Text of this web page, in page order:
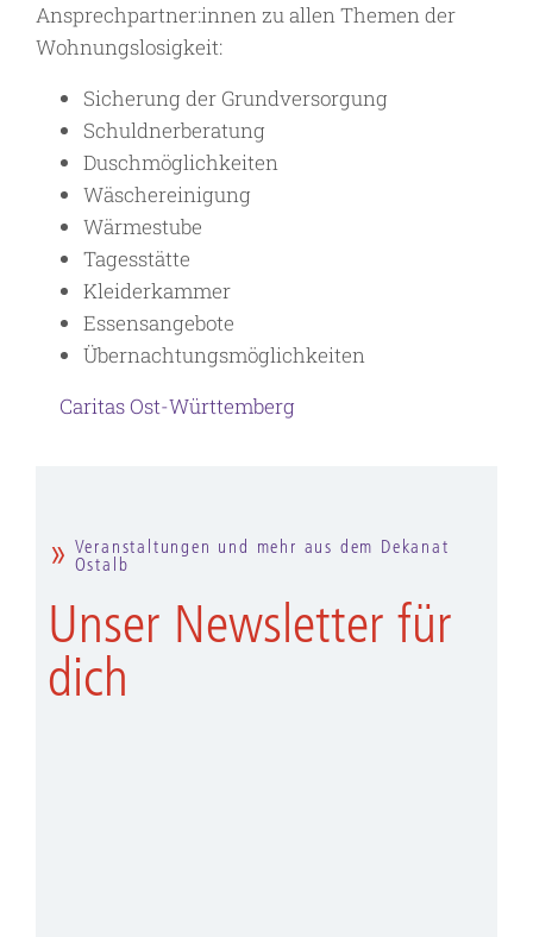
Ansprechpartner:innen zu allen Themen der
Wohnungslosigkeit:
Sicherung der Grundversorgung
Schuldnerberatung
Duschmöglichkeiten
Wäschereinigung
Wärmestube
Tagesstätte
Kleiderkammer
Essensangebote
Übernachtungsmöglichkeiten
Caritas Ost-Württemberg
Veranstaltungen und mehr aus dem Dekanat
Ostalb
Unser Newsletter für
dich